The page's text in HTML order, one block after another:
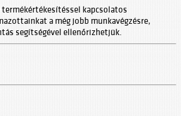
kapcsolatos
a még jobb munkavégzésre,
segítségével ellenőrizhetjük.